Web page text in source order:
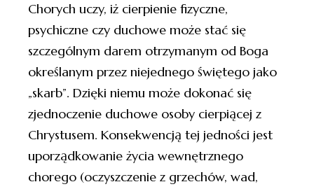
Chorych uczy, iż cierpienie fizyczne,
psychiczne czy duchowe może stać się
szczególnym darem otrzymanym od Boga
określanym przez niejednego świętego jako
„skarb”. Dzięki niemu może dokonać się
zjednoczenie duchowe osoby cierpiącej z
Chrystusem. Konsekwencją tej jedności jest
uporządkowanie życia wewnętrznego
chorego (oczyszczenie z grzechów, wad,